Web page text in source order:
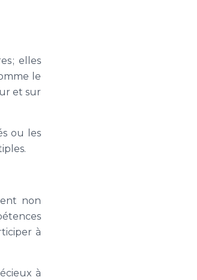
; elles
le
et sur
ou les
non
à
à